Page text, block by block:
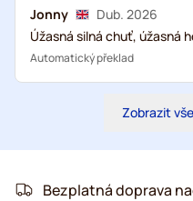
Jonny
Dub. 2026
Úžasná silná chuť, úžasná
Automatický překlad
Zobrazit
Bezplatná doprava